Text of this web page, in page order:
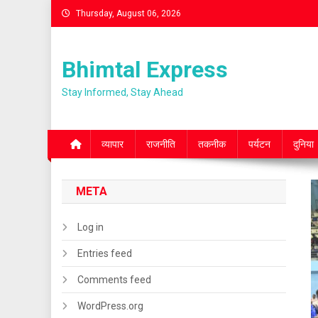
Skip
to
Thursday, August 06, 2026
Bhimtal Express
Stay Informed, Stay Ahead
व्यापार राजनीति तकनीक पर्यटन दुनिया
META
Log in
Entries feed
Comments feed
WordPress.org